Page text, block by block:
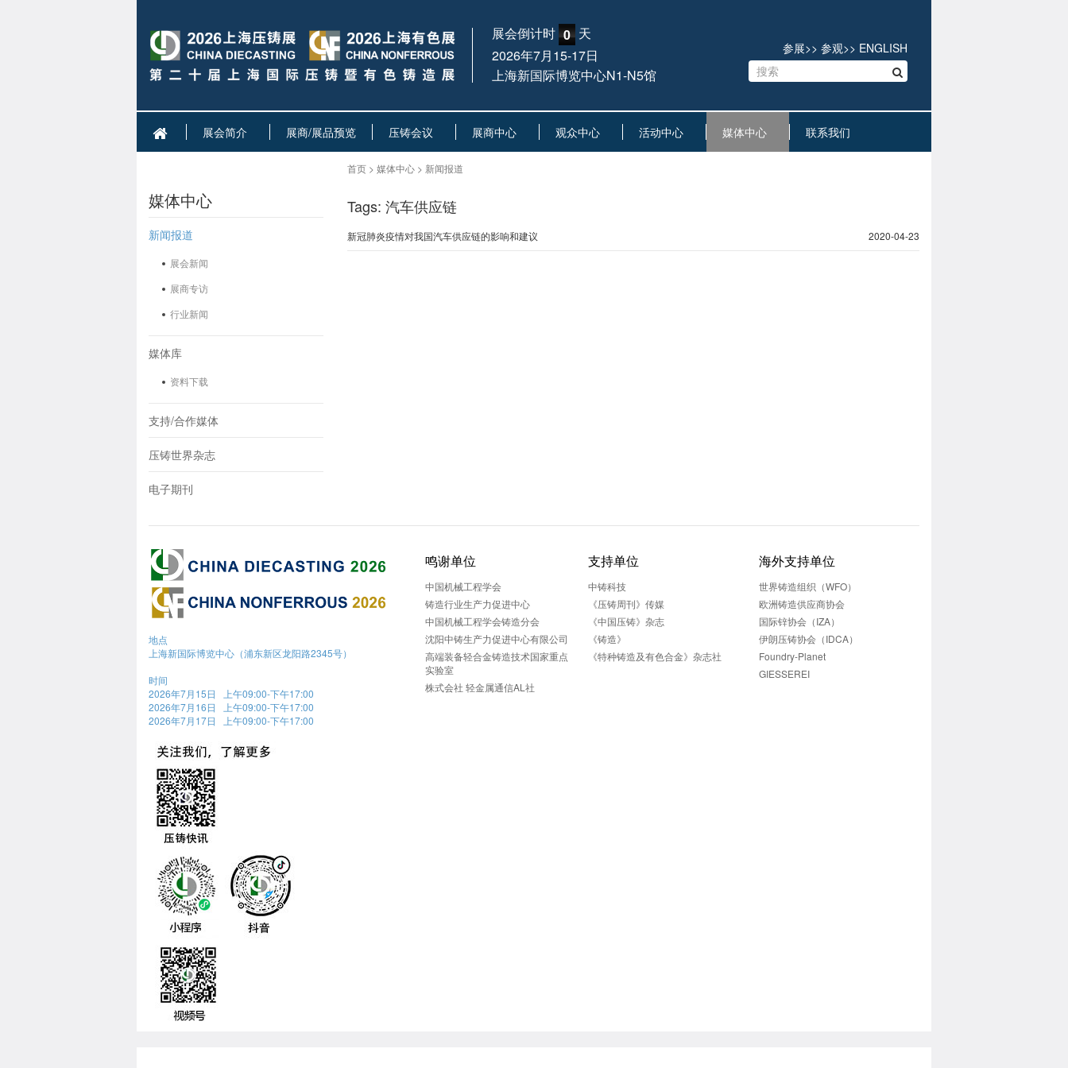
展会倒计时 0 天
2026年7月15-17日
上海新国际博览中心N1-N5馆
参展>> 参观>> ENGLISH
展会简介 展商/展品预览 压铸会议 展商中心 观众中心 活动中心 媒体中心 联系我们
媒体中心
新闻报道
展会新闻
展商专访
行业新闻
媒体库
资料下载
支持/合作媒体
压铸世界杂志
电子期刊
首页 > 媒体中心 > 新闻报道
Tags: 汽车供应链
2020-04-23
新冠肺炎疫情对我国汽车供应链的影响和建议
地点
上海新国际博览中心（浦东新区龙阳路2345号）
时间
2026年7月15日 上午09:00-下午17:00
2026年7月16日 上午09:00-下午17:00
2026年7月17日 上午09:00-下午17:00
鸣谢单位
中国机械工程学会
铸造行业生产力促进中心
中国机械工程学会铸造分会
沈阳中铸生产力促进中心有限公司
高端装备轻合金铸造技术国家重点
实验室
株式会社 轻金属通信AL社
支持单位
中铸科技
《压铸周刊》传媒
《中国压铸》杂志
《铸造》
《特种铸造及有色合金》杂志社
海外支持单位
世界铸造组织（WFO）
欧洲铸造供应商协会
国际锌协会（IZA）
伊朗压铸协会（IDCA）
Foundry-Planet
GIESSEREI